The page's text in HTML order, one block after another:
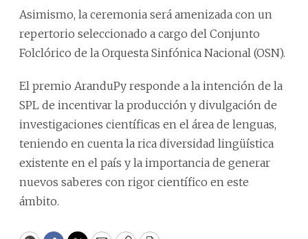
Asimismo, la ceremonia será amenizada con un
repertorio seleccionado a cargo del Conjunto
Folclórico de la Orquesta Sinfónica Nacional (OSN).
El premio AranduPy responde a la intención de la
SPL de incentivar la producción y divulgación de
investigaciones científicas en el área de lenguas,
teniendo en cuenta la rica diversidad lingüística
existente en el país y la importancia de generar
nuevos saberes con rigor científico en este
ámbito.